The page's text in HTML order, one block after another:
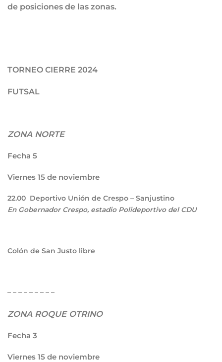
de posiciones de las zonas.
TORNEO CIERRE 2024
FUTSAL
ZONA NORTE
Fecha 5
Viernes 15 de noviembre
22.00 Deportivo Unión de Crespo – Sanjustino
En Gobernador Crespo, estadio Polideportivo del CDU
Colón de San Justo libre
– – – – – – – – –
ZONA ROQUE OTRINO
Fecha 3
Viernes 15 de noviembre